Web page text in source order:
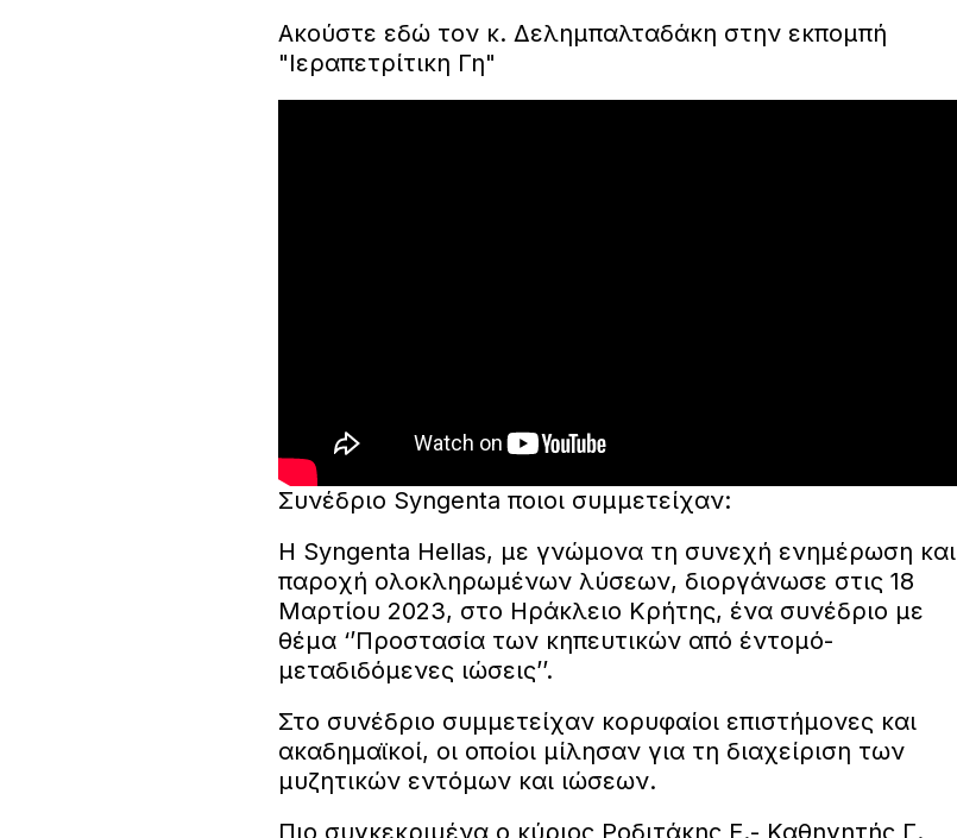
Ακούστε εδώ τον κ. Δελημπαλταδάκη στην εκπομπή
"Ιεραπετρίτικη Γη"
Συνέδριο Syngenta ποιοι συμμετείχαν:
Η Syngenta Hellas, με γνώμονα τη συνεχή ενημέρωση και
παροχή ολοκληρωμένων λύσεων, διοργάνωσε στις 18
Μαρτίου 2023, στο Ηράκλειο Κρήτης, ένα συνέδριο με
θέμα ‘’Προστασία των κηπευτικών από έντομό-
μεταδιδόμενες ιώσεις’’.
Στο συνέδριο συμμετείχαν κορυφαίοι επιστήμονες και
ακαδημαϊκοί, οι οποίοι μίλησαν για τη διαχείριση των
μυζητικών εντόμων και ιώσεων.
Πιο συγκεκριμένα ο κύριος Ροδιτάκης Ε.- Καθηγητής Γ.